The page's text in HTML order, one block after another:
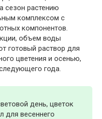
сезон растению
комплексом с
компонентов.
объем воды
готовый раствор для
цветения и осенью,
года.
день, цветок
для весеннего